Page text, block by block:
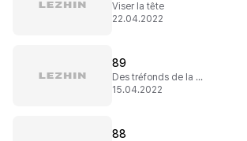
Viser la tête
22.04.2022
89
Des tréfonds de la terre
15.04.2022
88